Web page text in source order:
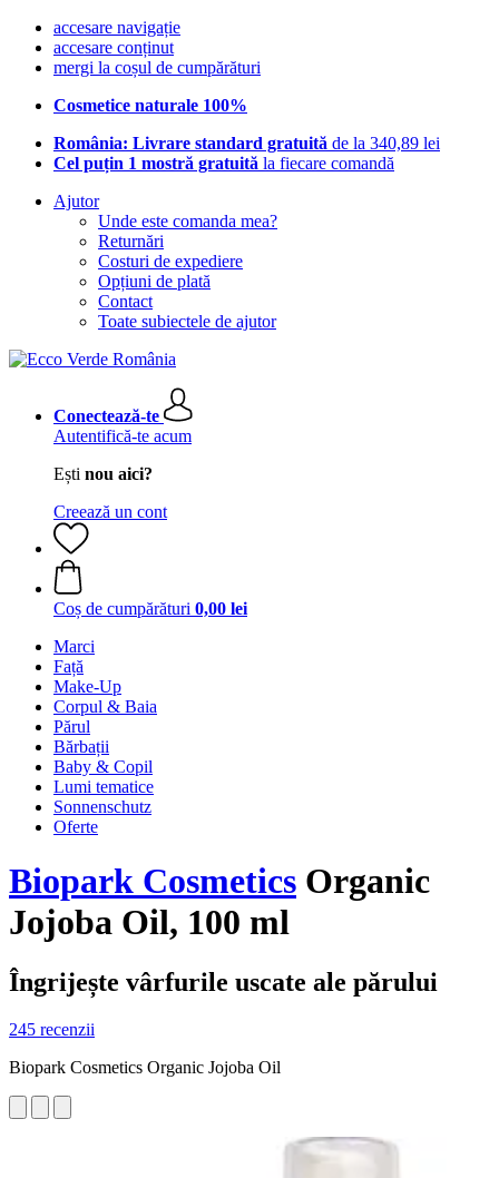
accesare navigație
accesare conținut
mergi la coșul de cumpărături
Cosmetice naturale 100%
România: Livrare standard gratuită de la 340,89 lei
Cel puțin 1 mostră gratuită la fiecare comandă
Ajutor
Unde este comanda mea?
Returnări
Costuri de expediere
Opțiuni de plată
Contact
Toate subiectele de ajutor
Conectează-te
Autentifică-te acum
Ești nou aici?
Creează un cont
Coș de cumpărături 0,00 lei
Marci
Față
Make-Up
Corpul & Baia
Părul
Bărbații
Baby & Copil
Lumi tematice
Sonnenschutz
Oferte
Biopark Cosmetics Organic
Jojoba Oil, 100 ml
Îngrijește vârfurile uscate ale părului
245 recenzii
Biopark Cosmetics Organic Jojoba Oil